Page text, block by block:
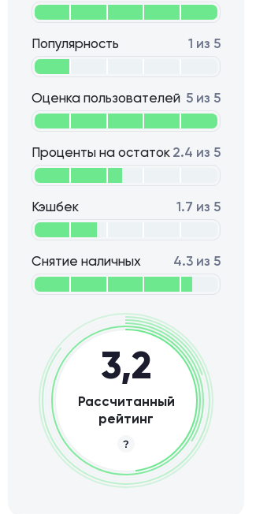
Проценты на остаток 2.4 из 5
Кэшбек 1.7 из 5
Снятие наличных 4.3 из 5
Популярность 1 из 5
Оценка пользователей 5 из 5
3,2
Рассчитанный
рейтинг